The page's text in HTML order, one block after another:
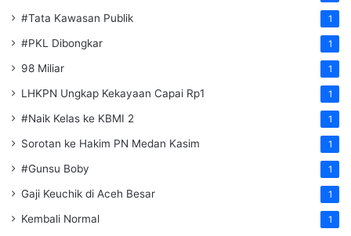
#Tata Kawasan Publik 1
#PKL Dibongkar 1
98 Miliar 1
LHKPN Ungkap Kekayaan Capai Rp1 1
#Naik Kelas ke KBMI 2 1
Sorotan ke Hakim PN Medan Kasim 1
#Gunsu Boby 1
Gaji Keuchik di Aceh Besar 1
Kembali Normal 1